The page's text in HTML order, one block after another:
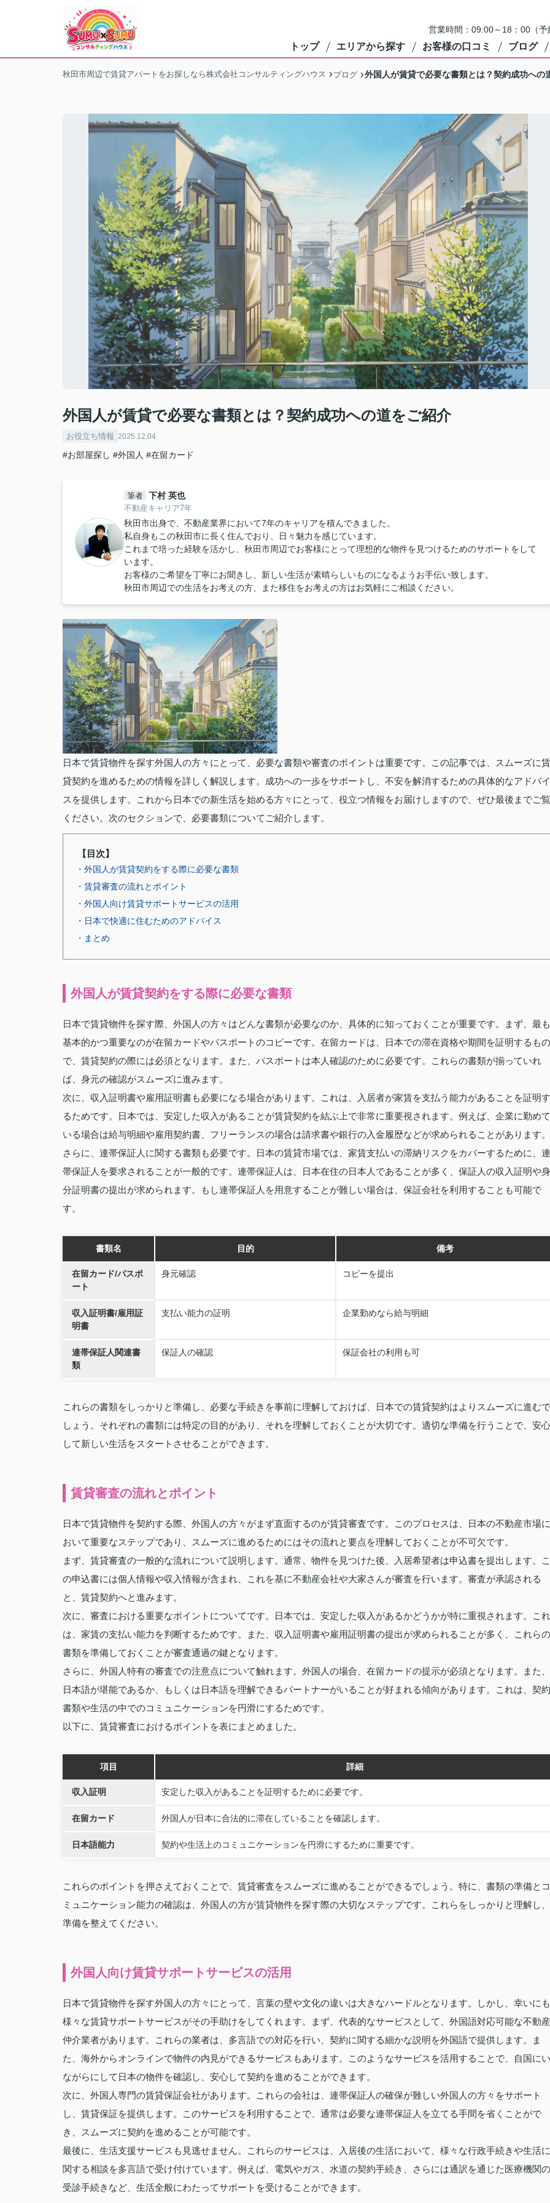
営業時間：09:00～18：00（
トップ エリアから探す お客様の口コミ ブログ
秋田市周辺で賃貸アパートをお探しなら株式会社コンサルティングハウス ブログ 外国人が賃貸で必要な書類とは？契約成功への
外国人が賃貸で必要な書類とは？契約成功への道をご紹介
お役立ち情報 2025.12.04
#お部屋探し #外国人 #在留カード
筆者 下村 英也
不動産キャリア7年
秋田市出身で、不動産業界において7年のキャリアを積んできました。
私自身もこの秋田市に長く住んでおり、日々魅力を感じています。
これまで培った経験を活かし、秋田市周辺でお客様にとって理想的な物件を見つけるためのサポートをして
います。
お客様のご希望を丁寧にお聞きし、新しい生活が素晴らしいものになるようお手伝い致します。
秋田市周辺での生活をお考えの方、また移住をお考えの方はお気軽にご相談ください。
日本で賃貸物件を探す外国人の方々にとって、必要な書類や審査のポイントは重要です。この記事では、スムーズに賃
貸契約を進めるための情報を詳しく解説します。成功への一歩をサポートし、不安を解消するための具体的なアドバイ
スを提供します。これから日本での新生活を始める方々にとって、役立つ情報をお届けしますので、ぜひ最後までご覧
ください。次のセクションで、必要書類についてご紹介します。
【目次】
・外国人が賃貸契約をする際に必要な書類
・賃貸審査の流れとポイント
・外国人向け賃貸サポートサービスの活用
・日本で快適に住むためのアドバイス
・まとめ
外国人が賃貸契約をする際に必要な書類
日本で賃貸物件を探す際、外国人の方々はどんな書類が必要なのか、具体的に知っておくことが重要です。まず、最も
基本的かつ重要なのが在留カードやパスポートのコピーです。在留カードは、日本での滞在資格や期間を証明するもの
で、賃貸契約の際には必須となります。また、パスポートは本人確認のために必要です。これらの書類が揃っていれ
ば、身元の確認がスムーズに進みます。
次に、収入証明書や雇用証明書も必要になる場合があります。これは、入居者が家賃を支払う能力があることを証明す
るためです。日本では、安定した収入があることが賃貸契約を結ぶ上で非常に重要視されます。例えば、企業に勤めて
いる場合は給与明細や雇用契約書、フリーランスの場合は請求書や銀行の入金履歴などが求められることがあります。
さらに、連帯保証人に関する書類も必要です。日本の賃貸市場では、家賃支払いの滞納リスクをカバーするために、連
帯保証人を要求されることが一般的です。連帯保証人は、日本在住の日本人であることが多く、保証人の収入証明や身
分証明書の提出が求められます。もし連帯保証人を用意することが難しい場合は、保証会社を利用することも可能で
す。
書類名 目的 備考
在留カード/パスポ
ート
身元確認 コピーを提出
収入証明書/雇用証
明書
支払い能力の証明 企業勤めなら給与明細
連帯保証人関連書
類
保証人の確認 保証会社の利用も可
これらの書類をしっかりと準備し、必要な手続きを事前に理解しておけば、日本での賃貸契約はよりスムーズに進むで
しょう。それぞれの書類には特定の目的があり、それを理解しておくことが大切です。適切な準備を行うことで、安心
して新しい生活をスタートさせることができます。
賃貸審査の流れとポイント
日本で賃貸物件を契約する際、外国人の方々がまず直面するのが賃貸審査です。このプロセスは、日本の不動産市場に
おいて重要なステップであり、スムーズに進めるためにはその流れと要点を理解しておくことが不可欠です。
まず、賃貸審査の一般的な流れについて説明します。通常、物件を見つけた後、入居希望者は申込書を提出します。こ
の申込書には個人情報や収入情報が含まれ、これを基に不動産会社や大家さんが審査を行います。審査が承認される
と、賃貸契約へと進みます。
次に、審査における重要なポイントについてです。日本では、安定した収入があるかどうかが特に重視されます。これ
は、家賃の支払い能力を判断するためです。また、収入証明書や雇用証明書の提出が求められることが多く、これらの
書類を準備しておくことが審査通過の鍵となります。
さらに、外国人特有の審査での注意点について触れます。外国人の場合、在留カードの提示が必須となります。また、
日本語が堪能であるか、もしくは日本語を理解できるパートナーがいることが好まれる傾向があります。これは、契約
書類や生活の中でのコミュニケーションを円滑にするためです。
以下に、賃貸審査におけるポイントを表にまとめました。
項目 詳細
収入証明 安定した収入があることを証明するために必要です。
在留カード 外国人が日本に合法的に滞在していることを確認します。
日本語能力 契約や生活上のコミュニケーションを円滑にするために重要です。
これらのポイントを押さえておくことで、賃貸審査をスムーズに進めることができるでしょう。特に、書類の準備とコ
ミュニケーション能力の確認は、外国人の方が賃貸物件を探す際の大切なステップです。これらをしっかりと理解し、
準備を整えてください。
外国人向け賃貸サポートサービスの活用
日本で賃貸物件を探す外国人の方々にとって、言葉の壁や文化の違いは大きなハードルとなります。しかし、幸いにも
様々な賃貸サポートサービスがその手助けをしてくれます。まず、代表的なサービスとして、外国語対応可能な不動産
仲介業者があります。これらの業者は、多言語での対応を行い、契約に関する細かな説明を外国語で提供します。ま
た、海外からオンラインで物件の内見ができるサービスもあります。このようなサービスを活用することで、自国にい
ながらにして日本の物件を確認し、安心して契約を進めることができます。
次に、外国人専門の賃貸保証会社があります。これらの会社は、連帯保証人の確保が難しい外国人の方々をサポート
し、賃貸保証を提供します。このサービスを利用することで、通常は必要な連帯保証人を立てる手間を省くことがで
き、スムーズに契約を進めることが可能です。
最後に、生活支援サービスも見逃せません。これらのサービスは、入居後の生活において、様々な行政手続きや生活に
関する相談を多言語で受け付けています。例えば、電気やガス、水道の契約手続き、さらには通訳を通じた医療機関の
受診手続きなど、生活全般にわたってサポートを受けることができます。